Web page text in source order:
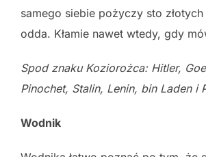
samego siebie pożyczy sto
odda. Kłamie nawet wtedy, gdy
Spod znaku Koziorożca: Hitler,
Pinochet, Stalin, Lenin, bin Ladeni
Wodnik